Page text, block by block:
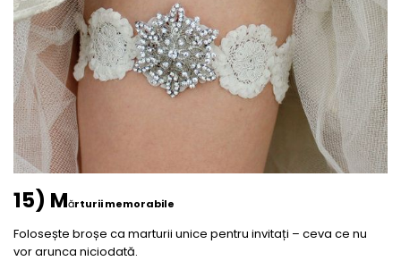
15) Mărturii memorabile
Folosește broșe ca marturii unice pentru invitați – ceva ce nu
vor arunca niciodată.